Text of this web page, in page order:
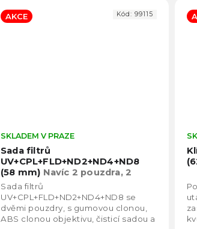
AKCE
Sada filtrů
UV+CPL+FLD+ND2+ND4+ND8
(58 mm) Navíc 2 pouzdra, 2
clony, krytka, útěrka
produktu
SKLADEM V PRAZE
Sada filtrů
UV+CPL+FLD+ND2+ND4+ND8 se
dvěmi pouzdry, s gumovou clonou,
ABS clonou objektivu, čisticí sadou a
Kód: 99115